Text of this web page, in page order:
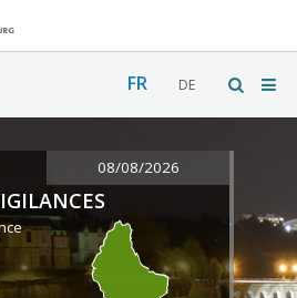
FR DE
08/08/2026